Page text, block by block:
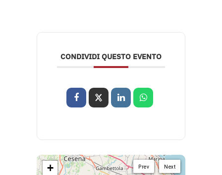
CONDIVIDI QUESTO EVENTO
Next
Prev
+